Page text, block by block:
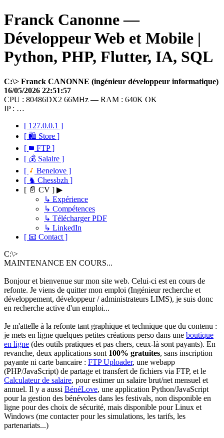
Franck Canonne —
Développeur Web et Mobile |
Python, PHP, Flutter, IA, SQL
C:\> Franck CANONNE (ingénieur développeur informatique)
16/05/2026 22:51:57
CPU : 80486DX2 66MHz — RAM : 640K OK
IP : …
[ 127.0.0.1 ]
[ 🛍 Store ]
[
FTP ]
[ 💰 Salaire ]
[
Benelove ]
[ ♞ Chessbzh ]
[ 📄 CV ] ▶
↳ Expérience
↳ Compétences
↳ Télécharger PDF
↳ LinkedIn
[ 📧 Contact ]
C:\>
MAINTENANCE EN COURS...
Bonjour et bienvenue sur mon site web. Celui-ci est en cours de
refonte. Je viens de quitter mon emploi (Ingénieur recherche et
développement, développeur / administrateurs LIMS), je suis donc
en recherche active d'un emploi...
Je m'attelle à la refonte tant graphique et technique que du contenu :
je mets en ligne quelques petites créations perso dans une boutique
en ligne (des outils pratiques et pas chers, ceux-là sont payants). En
revanche, deux applications sont 100% gratuites, sans inscription
payante ni carte bancaire : FTP Uploader, une webapp
(PHP/JavaScript) de partage et transfert de fichiers via FTP, et le
Calculateur de salaire, pour estimer un salaire brut/net mensuel et
annuel. Il y a aussi BénéLove, une application Python/JavaScript
pour la gestion des bénévoles dans les festivals, non disponible en
ligne pour des choix de sécurité, mais disponible pour Linux et
Windows (me contacter pour les simulations, les tarifs, les
partenariats...)